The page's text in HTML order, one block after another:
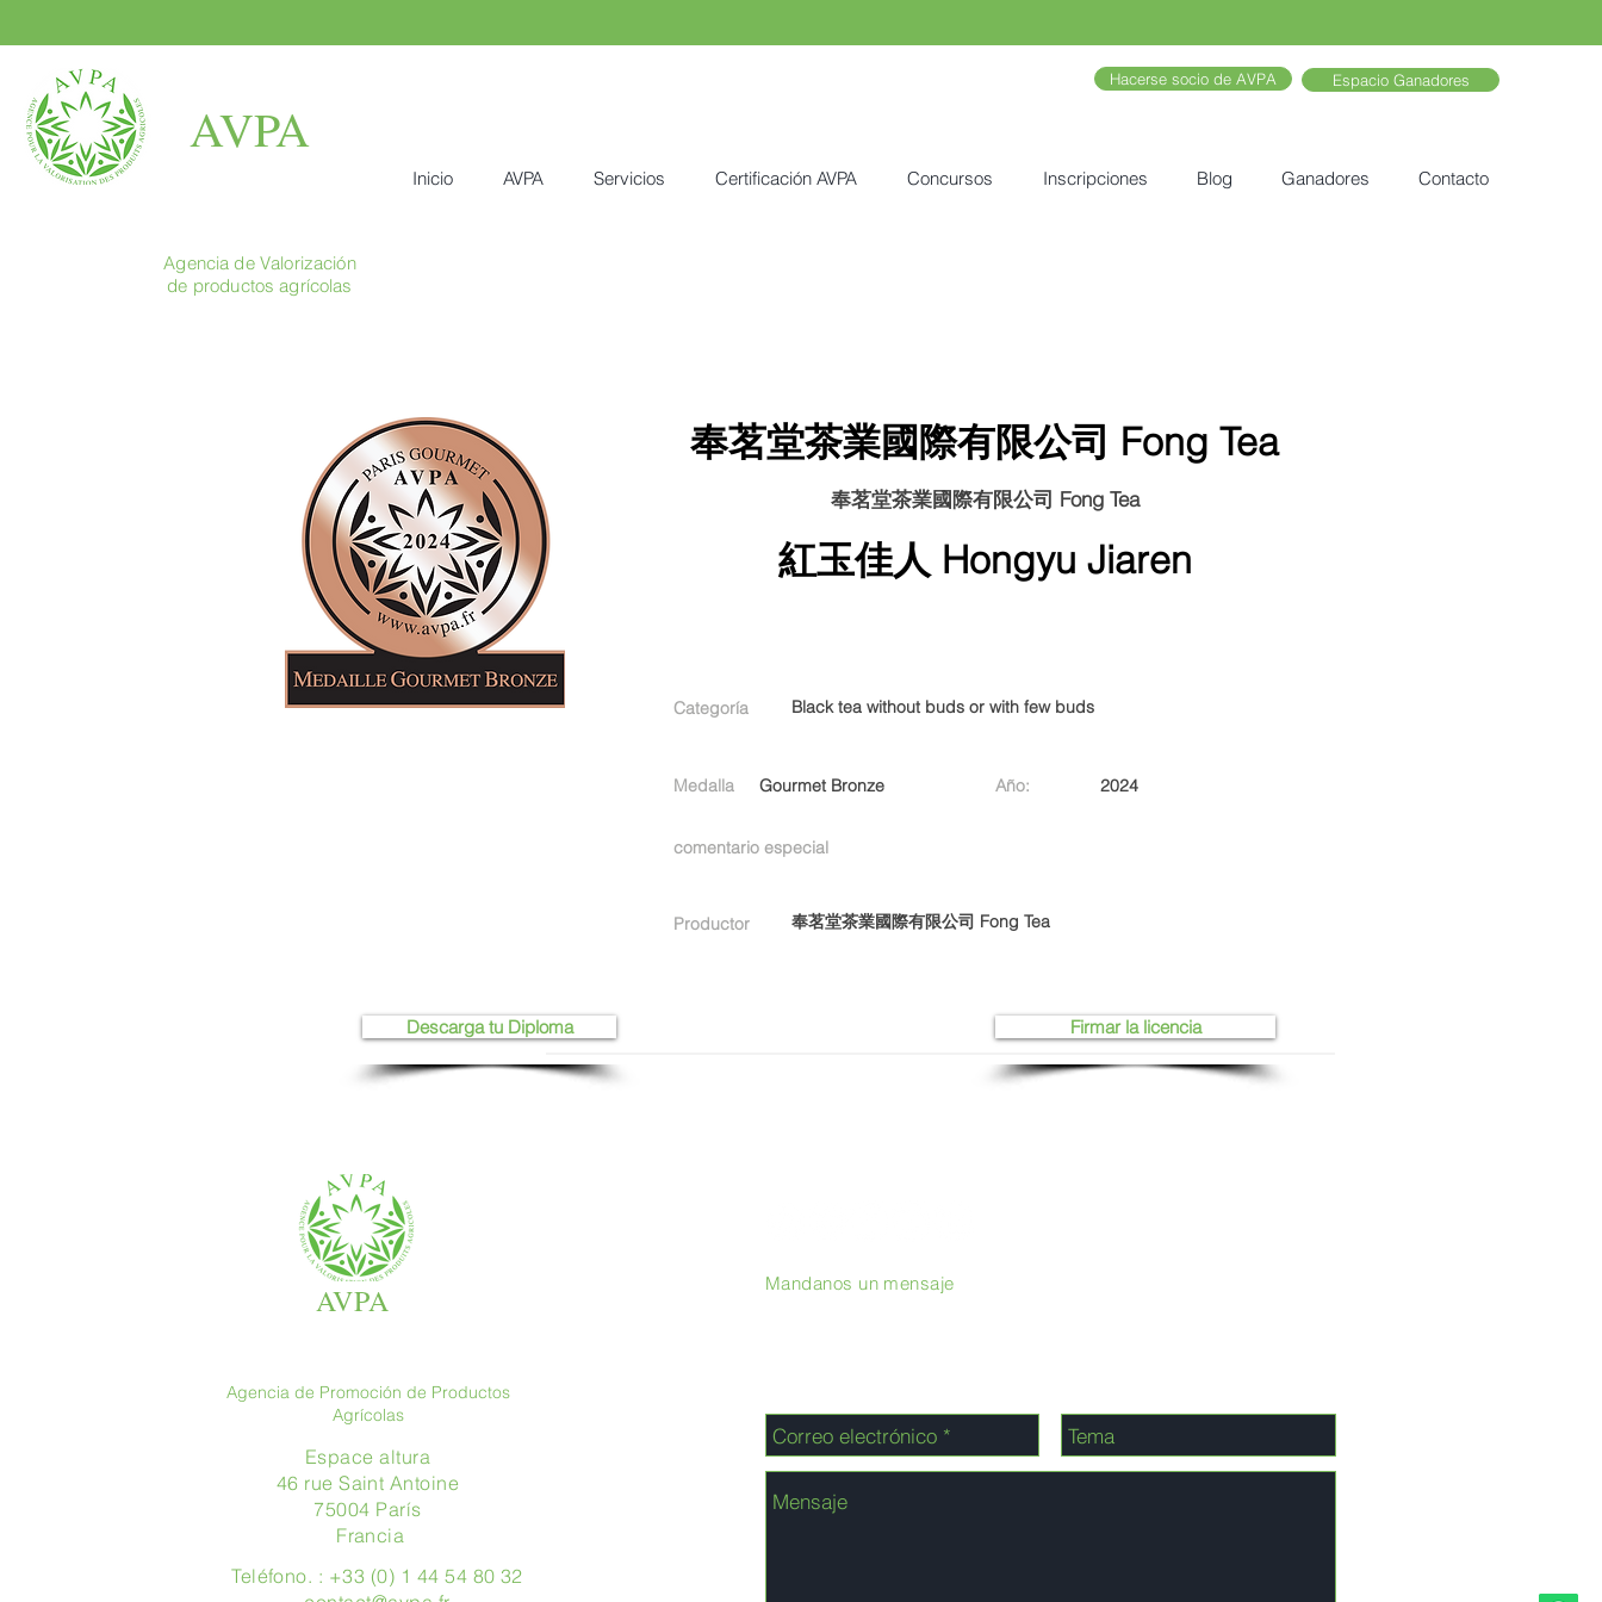
AVPA
Hacerse socio de AVPA Espacio Ganadores
Inicio AVPA Servicios Certificación AVPA Concursos Inscripciones Blog Ganadores Contacto
Agencia de Valorización
de productos agrícolas
奉茗堂茶業國際有限公司 Fong Tea
奉茗堂茶業國際有限公司 Fong Tea
紅玉佳人 Hongyu Jiaren
Categoría Black tea without buds or with few buds
Medalla Gourmet Bronze Año: 2024
comentario especial
Productor 奉茗堂茶業國際有限公司 Fong Tea
Firmar la licencia
Descarga tu Diploma
AVPA
Agencia de Promoción de Productos
Agrícolas
Espace altura
46 rue Saint Antoine
75004 París
​ Francia
Teléfono. : +33 (0) 1 44 54 80 32
Mandanos un mensaje